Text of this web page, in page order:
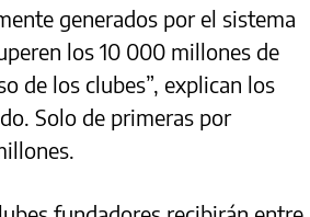
generados por el sistema
los 10 000 millones de
de los clubes”, explican los
Solo de primeras por